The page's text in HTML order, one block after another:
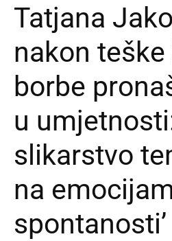
Tatjana
nakon
borbe
u
slikarstvo
na
spontanosti’